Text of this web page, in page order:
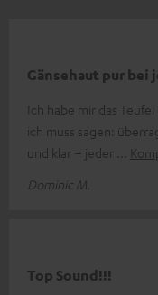
Gänsehaut pur bei
Ich habe mir das
ich muss sagen:
und klar – jeder
Dominic M.
Top Sound!!!